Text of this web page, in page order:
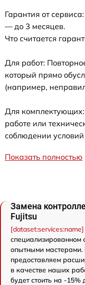
Гарантия от
— до 3 месяцев.
Что считается
Для работ:
который прямо
(например,
Для
работе или
соблюдении
Показать полностью
Замена
Fujitsu
специализированном
опытными мастерами.
предоставляем
в качестве наших
будет стоить на -